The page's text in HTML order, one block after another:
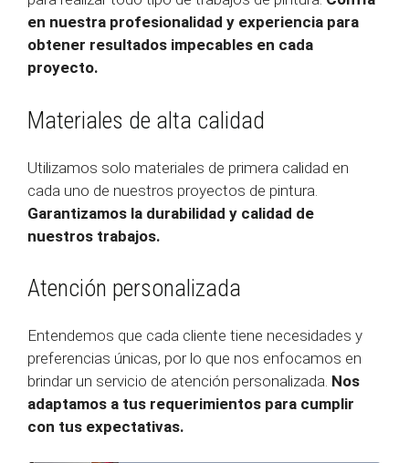
en nuestra profesionalidad y experiencia para
obtener resultados impecables en cada
proyecto.
Materiales de alta calidad
Utilizamos solo materiales de primera calidad en
cada uno de nuestros proyectos de pintura.
Garantizamos la durabilidad y calidad de
nuestros trabajos.
Atención personalizada
Entendemos que cada cliente tiene necesidades y
preferencias únicas, por lo que nos enfocamos en
brindar un servicio de atención personalizada. Nos
adaptamos a tus requerimientos para cumplir
con tus expectativas.